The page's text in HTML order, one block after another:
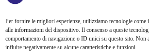
Per fornire le migliori esperienze, utilizziamo tecnologie come
alle informazioni del dispositivo. Il consenso a queste
comportamento di navigazione o ID unici su questo sito. Non
influire negativamente su alcune caratteristiche e funzioni.